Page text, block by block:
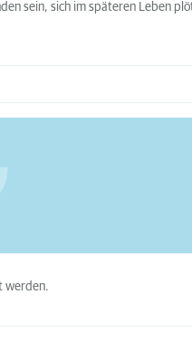
sein, sich im späteren Leben
werden.